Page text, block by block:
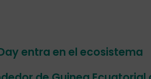
entra en el ecosistema